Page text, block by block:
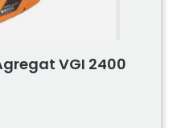
VGI 2400